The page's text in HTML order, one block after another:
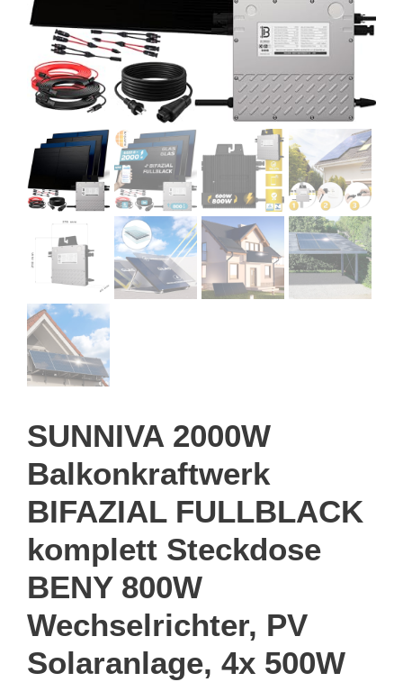
SUNNIVA 2000W
Balkonkraftwerk
BIFAZIAL FULLBLACK
komplett Steckdose
BENY 800W
Wechselrichter, PV
Solaranlage, 4x 500W